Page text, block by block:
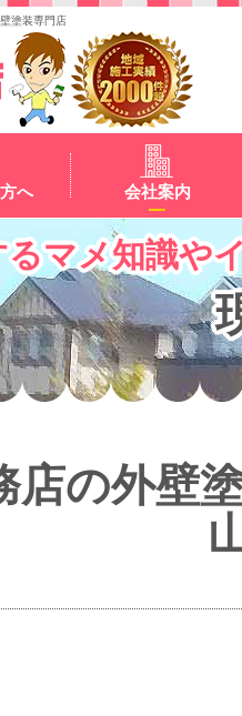
塗装専門店
へ 会社案内
マメ知識や
店の外壁